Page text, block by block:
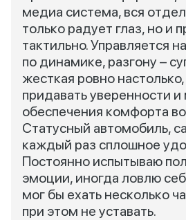
медиа система, вся
только радует глаз, но и
тактильно. Управляется
по динамике, разгону –
жесткая ровно
придавать уверенности и
обеспечения комфорта
Статусный автомобиль,
каждый раз сплошное
Постоянно испытываю
эмоции, иногда ловлю
мог бы ехать несколько
при этом не уставать.